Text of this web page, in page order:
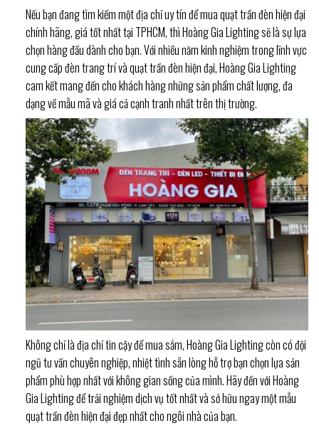
Nếu bạn đang tìm kiếm một địa chỉ uy tín để mua quạt trần đèn hiện đại
chính hãng, giá tốt nhất tại TPHCM, thì Hoàng Gia Lighting sẽ là sự lựa
chọn hàng đầu dành cho bạn. Với nhiều năm kinh nghiệm trong lĩnh vực
cung cấp đèn trang trí và quạt trần đèn hiện đại, Hoàng Gia Lighting
cam kết mang đến cho khách hàng những sản phẩm chất lượng, đa
dạng về mẫu mã và giá cả cạnh tranh nhất trên thị trường.
Không chỉ là địa chỉ tin cậy để mua sắm, Hoàng Gia Lighting còn có đội
ngũ tư vấn chuyên nghiệp, nhiệt tình sẵn lòng hỗ trợ bạn chọn lựa sản
phẩm phù hợp nhất với không gian sống của mình. Hãy đến với Hoàng
Gia Lighting để trải nghiệm dịch vụ tốt nhất và sở hữu ngay một mẫu
quạt trần đèn hiện đại đẹp nhất cho ngôi nhà của bạn.